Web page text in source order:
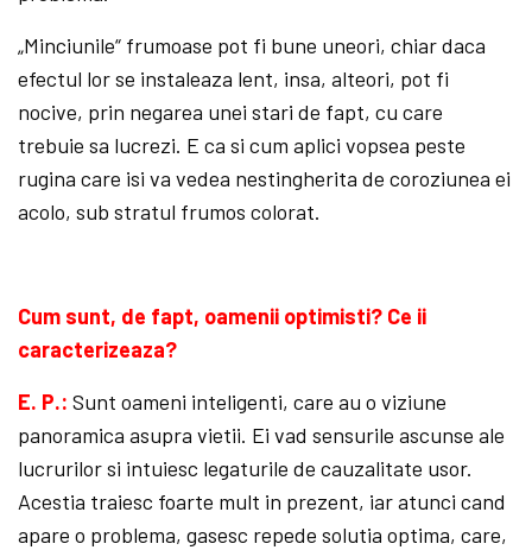
„Minciunile“ frumoase pot fi bune uneori, chiar daca
efectul lor se instaleaza lent, insa, alteori, pot fi
nocive, prin negarea unei stari de fapt, cu care
trebuie sa lucrezi. E ca si cum aplici vopsea peste
rugina care isi va vedea nestingherita de coroziunea ei
acolo, sub stratul frumos colorat.
Cum sunt, de fapt, oamenii opti­misti? Ce ii
caracterizeaza?
E. P.: Sunt oameni inteligenti, care au o viziune
panoramica asupra vietii. Ei vad sensurile ascunse ale
lucrurilor si intuiesc legaturile de cauzalitate usor.
Acestia traiesc foarte mult in prezent, iar atunci cand
apare o problema, gasesc repede solutia optima, care,